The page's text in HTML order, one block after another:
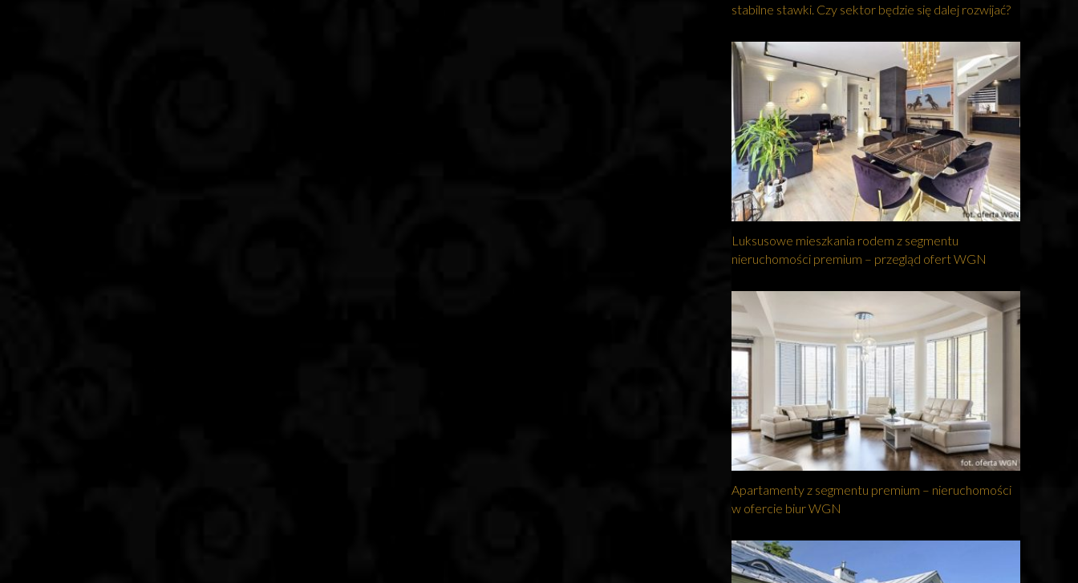
stabilne stawki. Czy sektor będzie się dalej rozwijać?
Luksusowe mieszkania rodem z segmentu
nieruchomości premium – przegląd ofert WGN
Apartamenty z segmentu premium – nieruchomości
w ofercie biur WGN